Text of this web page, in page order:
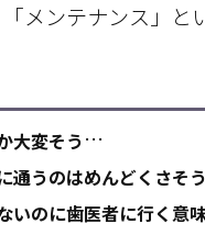
メンテナンス」と
大変そう…
通うのはめんどくさそ
いのに歯医者に行く意